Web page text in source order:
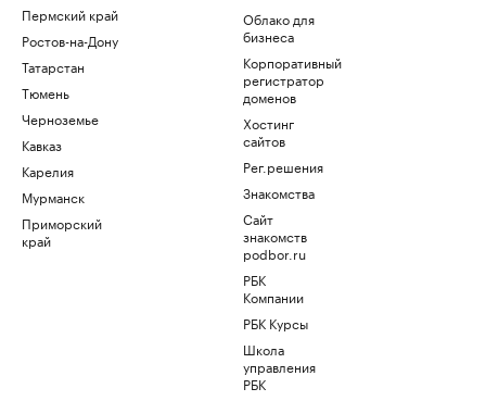
Пермский край
Ростов-на-Дону
Татарстан
Тюмень
Черноземье
Кавказ
Карелия
Мурманск
Приморский
край
Облако для
бизнеса
Корпоративный
регистратор
доменов
Хостинг
сайтов
Рег.решения
Знакомства
Сайт
знакомств
podbor.ru
РБК
Компании
РБК Курсы
Школа
управления
РБК